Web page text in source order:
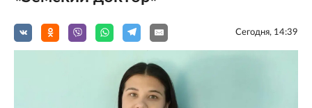
Сегодня, 14:39